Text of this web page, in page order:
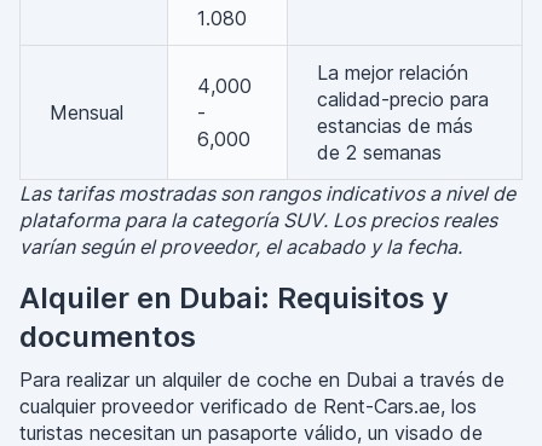
1.080
Mensual
4,000
-
6,000
La mejor relación
calidad-precio para
estancias de más
de 2 semanas
Las tarifas mostradas son rangos indicativos a nivel de
plataforma para la categoría SUV. Los precios reales
varían según el proveedor, el acabado y la fecha.
Alquiler en Dubai: Requisitos y
documentos
Para realizar un alquiler de coche en Dubai a través de
cualquier proveedor verificado de Rent-Cars.ae, los
turistas necesitan un pasaporte válido, un visado de